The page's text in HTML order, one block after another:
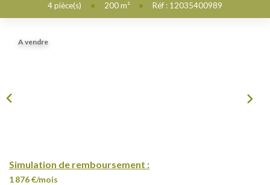
NOUS REJOINDRE
4pièce(s) • 200m² • Réf : 12035400989
A vendre
Simulation de remboursement :
1 876 €/mois